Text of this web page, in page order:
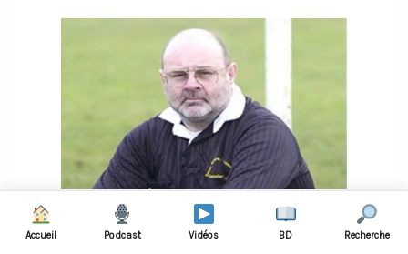
VIDÉO - Un arbitre marque
volontairement un but pour
Accueil Podcast Vidéos BD Recherche